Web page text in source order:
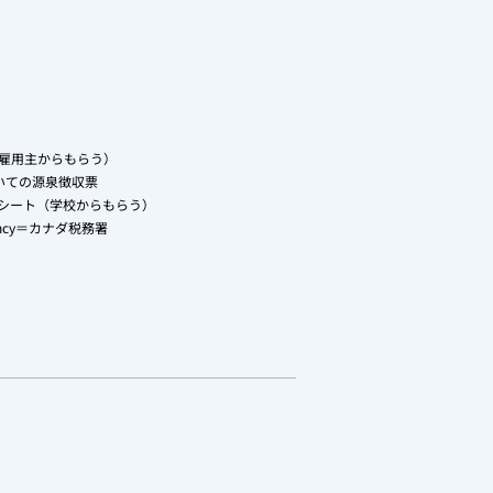
用主からもらう）
ての源泉徴収票
ト（学校からもらう）
＝カナダ税務署